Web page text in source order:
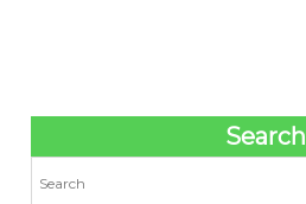
Search